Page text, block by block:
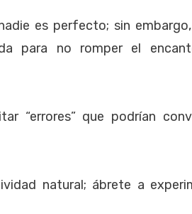
es perfecto; sin
para no romper el
“errores” que podrían
natural; ábrete a